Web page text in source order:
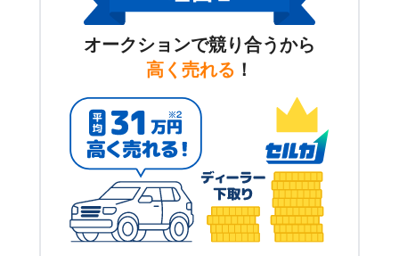
オークションで競り合うから
高く売れる ！